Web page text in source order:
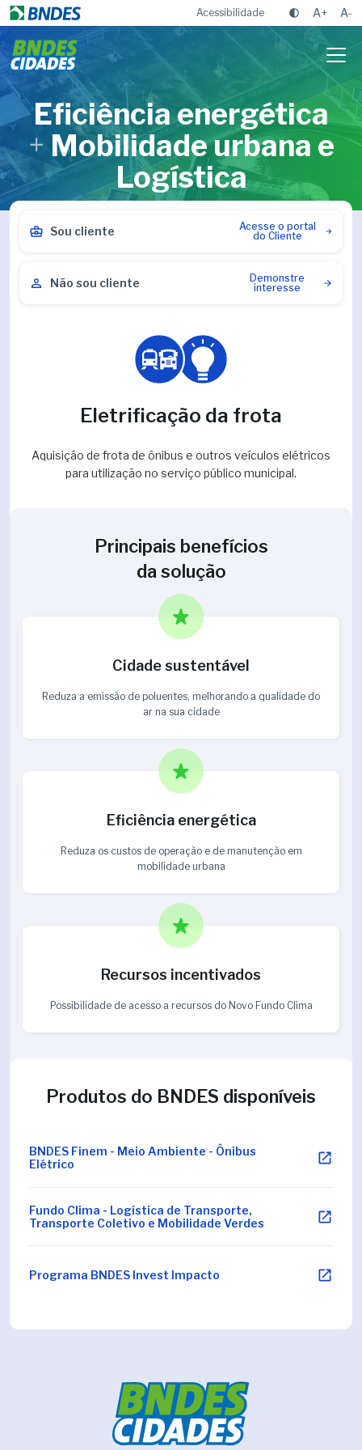
Acessibilidade A+ A-
Eficiência energética
+ Mobilidade urbana e
Logística
Sou cliente
Acesse o portal
do Cliente
Não sou cliente
Demonstre
interesse
Eletrificação da frota
Aquisição de frota de ônibus e outros veículos elétricos
para utilização no serviço público municipal.
Principais benefícios
da solução
Cidade sustentável
Reduza a emissão de poluentes, melhorando a qualidade do
ar na sua cidade
Eficiência energética
Reduza os custos de operação e de manutenção em
mobilidade urbana
Recursos incentivados
Possibilidade de acesso a recursos do Novo Fundo Clima
Produtos do BNDES disponíveis
BNDES Finem - Meio Ambiente - Ônibus
Elétrico
Fundo Clima - Logística de Transporte,
Transporte Coletivo e Mobilidade Verdes
Programa BNDES Invest Impacto